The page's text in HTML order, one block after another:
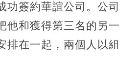
功簽約華誼公司。公司
他和獲得第三名的另一
排在一起，兩個人以組